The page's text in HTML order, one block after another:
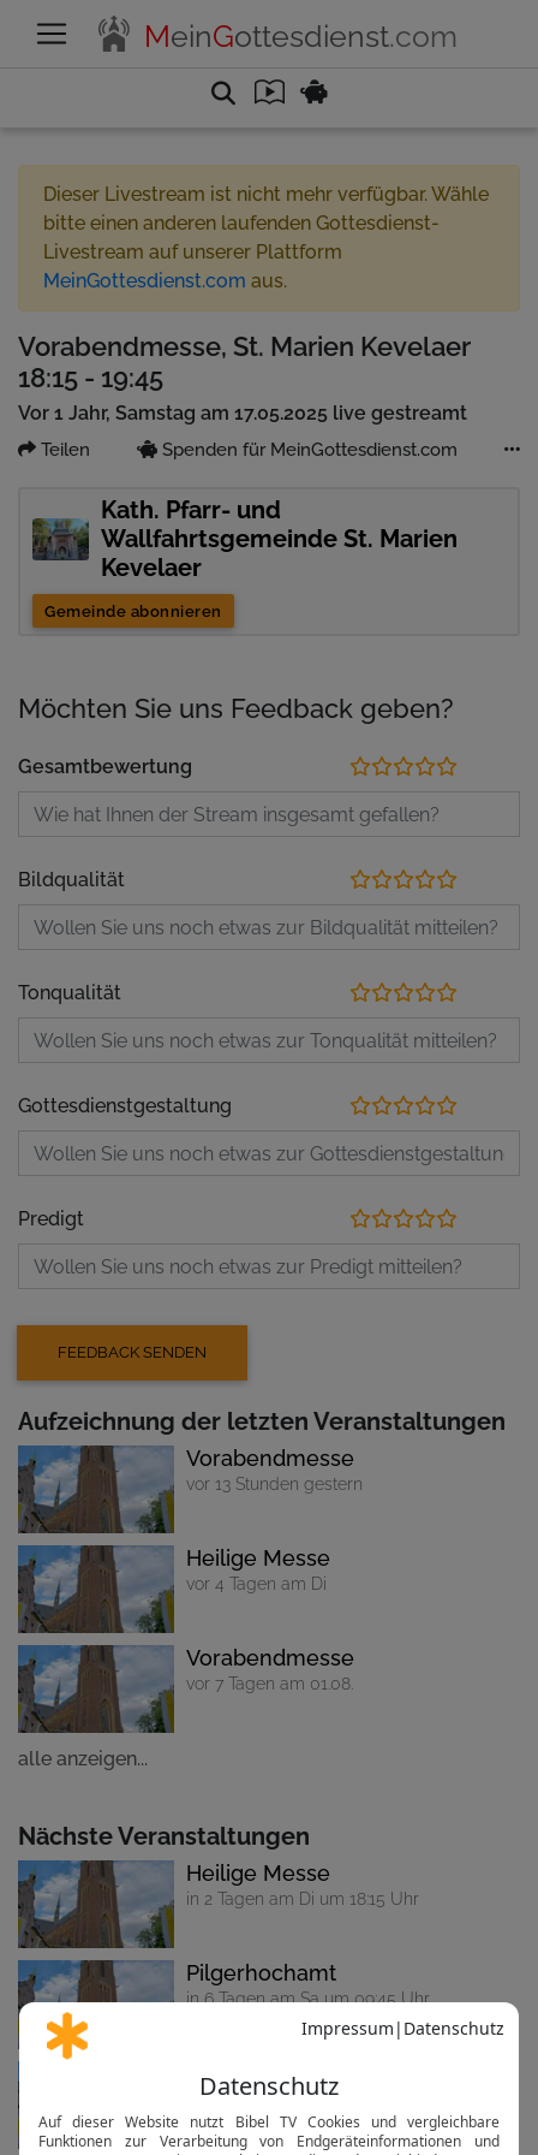
MeinGottesdienst.com
Dieser Livestream ist nicht mehr verfügbar. Wähle
bitte einen anderen laufenden Gottesdienst-
Livestream auf unserer Plattform
MeinGottesdienst.com aus.
Vorabendmesse, St. Marien Kevelaer
18:15 - 19:45
Vor 1 Jahr, Samstag am 17.05.2025 live gestreamt
Teilen Spenden für MeinGottesdienst.com
Kath. Pfarr- und
Wallfahrtsgemeinde St. Marien
Kevelaer
Gemeinde abonnieren
Möchten Sie uns Feedback geben?
Gesamtbewertung
Bildqualität
Tonqualität
Gottesdienstgestaltung
Predigt
Aufzeichnung der letzten Veranstaltungen
Vorabendmesse
vor 13 Stunden gestern
Heilige Messe
vor 4 Tagen am Di
Vorabendmesse
vor 7 Tagen am 01.08.
alle anzeigen...
Nächste Veranstaltungen
Heilige Messe
in 2 Tagen am Di um 18:15 Uhr
Pilgerhochamt
in 6 Tagen am Sa um 09:45 Uhr
Vorabendmesse
in 6 Tagen am Sa um 18:15 Uhr